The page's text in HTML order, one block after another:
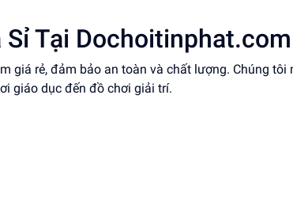
Sỉ Tại Dochoitinphat.com
giá rẻ, đảm bảo an toàn và chất lượng. Chúng tôi
giáo dục đến đồ chơi giải trí.